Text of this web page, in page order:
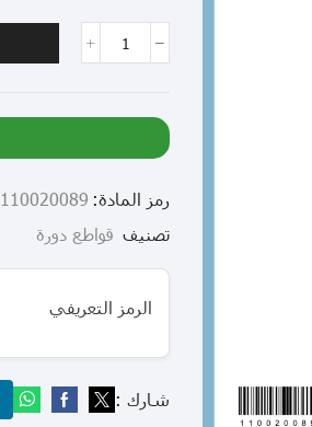
رمز المادة: 110020089
تصنيف قواطع دورة
الرمز التعريفي
شارك :